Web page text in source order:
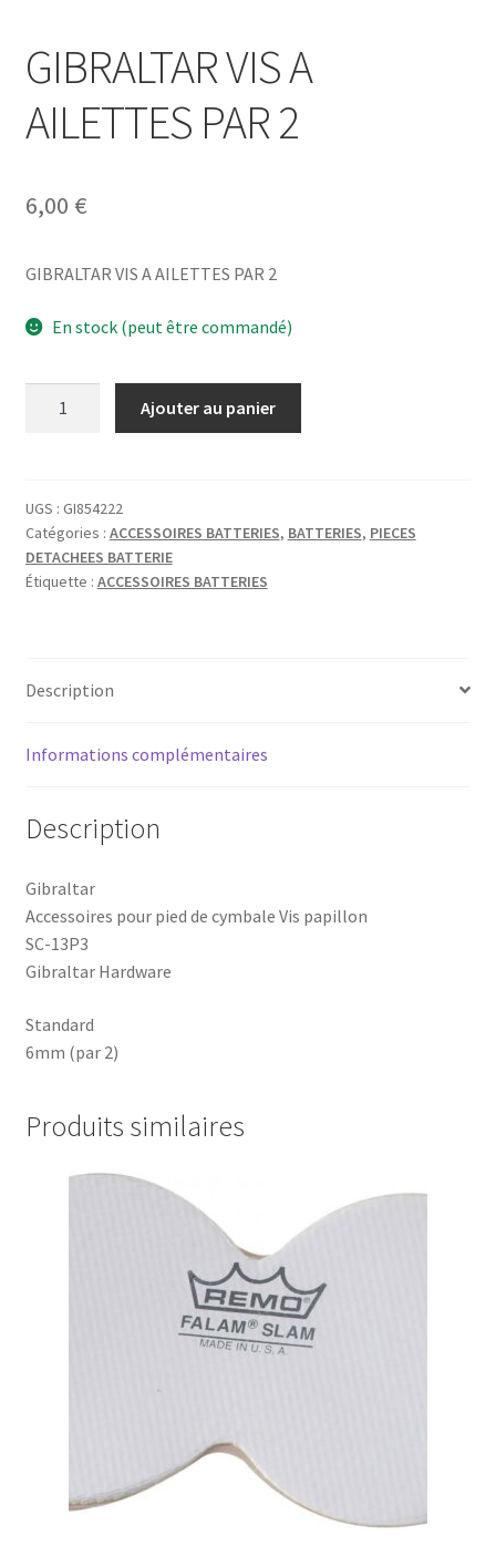
GIBRALTAR VIS A
AILETTES PAR 2
6,00 €
GIBRALTAR VIS A AILETTES PAR 2
En stock (peut être commandé)
A
AILETTES
PAR
2
Ajouter au panier
UGS : GI854222
Catégories : ACCESSOIRES BATTERIES, BATTERIES, PIECES
DETACHEES BATTERIE
Étiquette : ACCESSOIRES BATTERIES
Description
Informations complémentaires
Description
Gibraltar
Accessoires pour pied de cymbale Vis papillon
SC-13P3
Gibraltar Hardware
Standard
6mm (par 2)
Produits similaires